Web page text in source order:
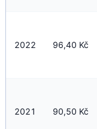
2022 96,40 Kč
2021 90,50 Kč